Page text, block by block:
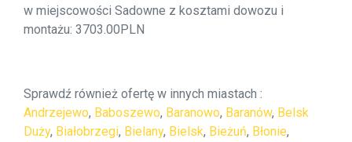
w miejscowości Sadowne z kosztami dowozu i
montażu: 3703.00PLN
Sprawdź również ofertę w innych miastach :
Andrzejewo, Baboszewo, Baranowo, Baranów, Belsk
Duży, Białobrzegi, Bielany, Bielsk, Bieżuń, Błonie,